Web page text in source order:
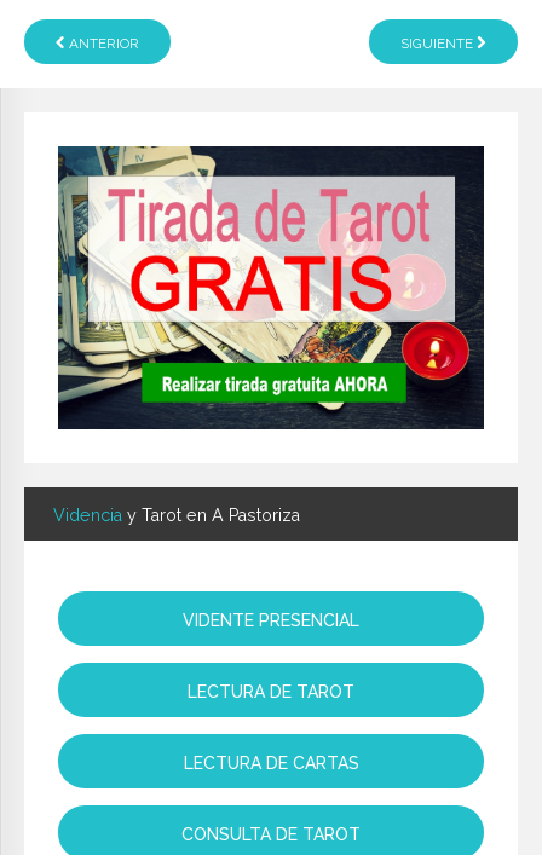
ANTERIOR SIGUIENTE
Videncia y Tarot en A Pastoriza
VIDENTE PRESENCIAL
LECTURA DE TAROT
LECTURA DE CARTAS
CONSULTA DE TAROT